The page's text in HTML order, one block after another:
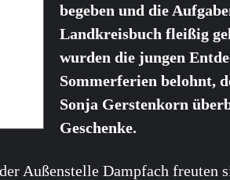
begeben und die
Landkreisbuch fleißig
wurden die jungen
Sommerferien belohnt,
Sonja Gerstenkorn
Geschenke.
Außenstelle Dampfach freuten